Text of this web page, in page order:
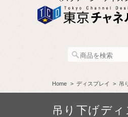
Home ディスプレイ 吊
吊り下げディ